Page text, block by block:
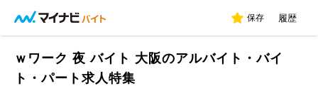
保存 履歴
ｗワーク 夜 バイト 大阪のアルバイト・バイ
ト・パート求人特集